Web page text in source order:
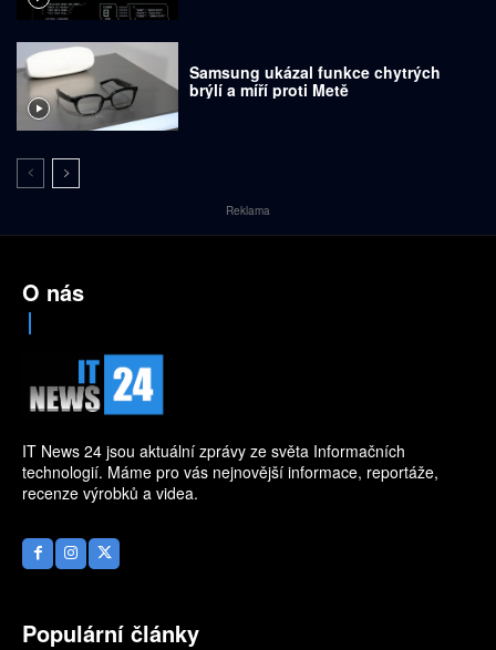
Samsung ukázal funkce chytrých
brýlí a míří proti Metě
Reklama
O nás
IT News 24 jsou aktuální zprávy ze světa Informačních
technologií. Máme pro vás nejnovější informace, reportáže,
recenze výrobků a videa.
Populární články